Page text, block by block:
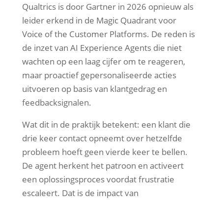
Qualtrics is door Gartner in 2026 opnieuw als
leider erkend in de Magic Quadrant voor
Voice of the Customer Platforms. De reden is
de inzet van AI Experience Agents die niet
wachten op een laag cijfer om te reageren,
maar proactief gepersonaliseerde acties
uitvoeren op basis van klantgedrag en
feedbacksignalen.
Wat dit in de praktijk betekent: een klant die
drie keer contact opneemt over hetzelfde
probleem hoeft geen vierde keer te bellen.
De agent herkent het patroon en activeert
een oplossingsproces voordat frustratie
escaleert. Dat is de impact van